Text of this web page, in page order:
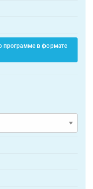
программе в формате